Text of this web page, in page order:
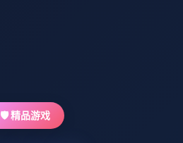
🛡️ 精品游戏